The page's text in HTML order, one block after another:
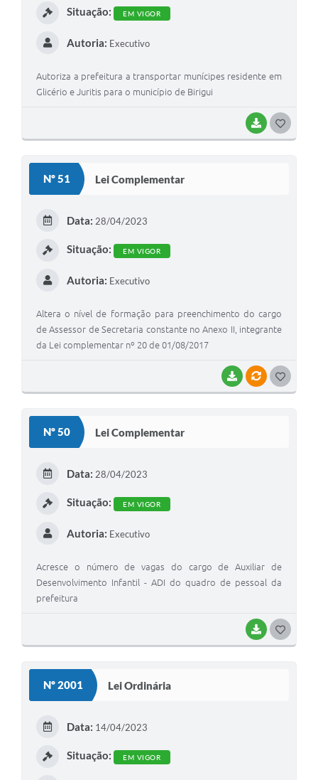
BAIXAR
Situação: EM VIGOR
Autoria: Executivo
Autoriza a prefeitura a transportar munícipes residente em
Glicério e Juritis para o município de Birigui
Nº 51 Lei Complementar
BAIXARVÍNCULOS
Data: 28/04/2023
Situação: EM VIGOR
Autoria: Executivo
Altera o nível de formação para preenchimento do cargo
de Assessor de Secretaria constante no Anexo II, integrante
da Lei complementar nº 20 de 01/08/2017
Nº 50 Lei Complementar
BAIXAR
Data: 28/04/2023
Situação: EM VIGOR
Autoria: Executivo
Acresce o número de vagas do cargo de Auxiliar de
Desenvolvimento Infantil - ADI do quadro de pessoal da
prefeitura
Nº 2001 Lei Ordinária
Data: 14/04/2023
Situação: EM VIGOR